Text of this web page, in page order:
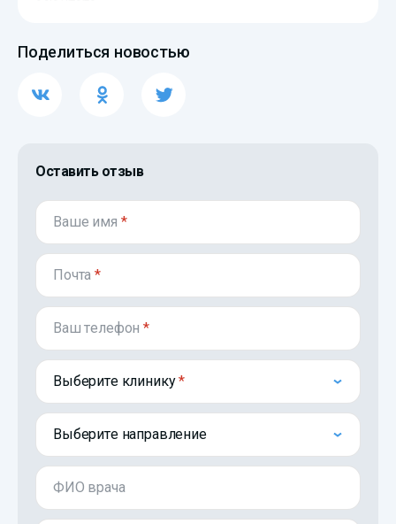
Поделиться новостью
Оставить отзыв
Ваше имя *
Почта*
Ваш телефон*
Выберите клинику
Выберите направление
ФИО врача